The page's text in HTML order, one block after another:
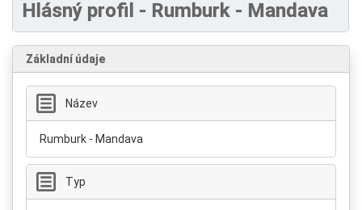
Hlásný profil - Rumburk - Mandava
Základní údaje
Název
Rumburk - Mandava
Typ